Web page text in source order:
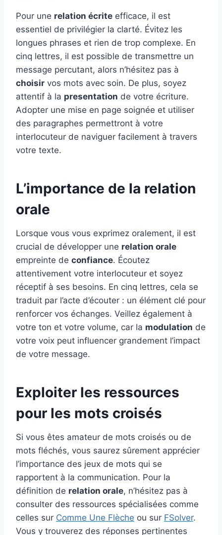
Pour une relation écrite efficace, il est
essentiel de privilégier la clarté. Évitez les
longues phrases et rien de trop complexe. En
cinq lettres, il est possible de transmettre un
message percutant, alors n’hésitez pas à
choisir vos mots avec soin. De plus, soyez
attentif à la presentation de votre écriture.
Adopter une mise en page soignée et utiliser
des paragraphes permettront à votre
interlocuteur de naviguer facilement à travers
votre texte.
L’importance de la relation
orale
Lorsque vous vous exprimez oralement, il est
crucial de développer une relation orale
empreinte de confiance. Écoutez
attentivement votre interlocuteur et soyez
réceptif à ses besoins. En cinq lettres, cela se
traduit par l’acte d’écouter : un élément clé pour
renforcer vos échanges. Veillez également à
votre ton et votre volume, car la modulation de
votre voix peut influencer grandement l’impact
de votre message.
Exploiter les ressources
pour les mots croisés
Si vous êtes amateur de mots croisés ou de
mots fléchés, vous saurez sûrement apprécier
l’importance des jeux de mots qui se
rapportent à la communication. Pour la
définition de relation orale, n’hésitez pas à
consulter des ressources spécialisées comme
celles sur Comme Une Flèche ou sur FSolver.
Vous y trouverez des réponses pertinentes